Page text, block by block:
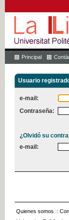
Principal
Usuario
e-mail:
Contraseña:
¿Olvidó su
e-mail:
Quienes somos ::